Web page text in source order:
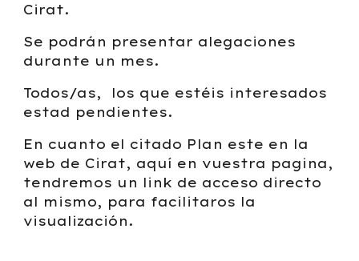
Cirat.
Se podrán presentar alegaciones
durante un mes.
Todos/as, los que estéis interesados
estad pendientes.
En cuanto el citado Plan este en la
web de Cirat, aquí en vuestra pagina,
tendremos un link de acceso directo
al mismo, para facilitaros la
visualización.